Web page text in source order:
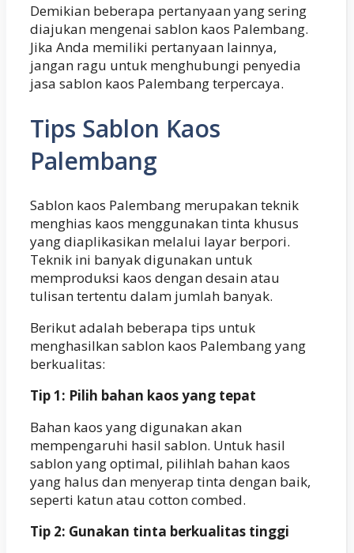
Demikian beberapa pertanyaan yang sering
diajukan mengenai sablon kaos Palembang.
Jika Anda memiliki pertanyaan lainnya,
jangan ragu untuk menghubungi penyedia
jasa sablon kaos Palembang terpercaya.
Tips Sablon Kaos
Palembang
Sablon kaos Palembang merupakan teknik
menghias kaos menggunakan tinta khusus
yang diaplikasikan melalui layar berpori.
Teknik ini banyak digunakan untuk
memproduksi kaos dengan desain atau
tulisan tertentu dalam jumlah banyak.
Berikut adalah beberapa tips untuk
menghasilkan sablon kaos Palembang yang
berkualitas:
Tip 1: Pilih bahan kaos yang tepat
Bahan kaos yang digunakan akan
mempengaruhi hasil sablon. Untuk hasil
sablon yang optimal, pilihlah bahan kaos
yang halus dan menyerap tinta dengan baik,
seperti katun atau cotton combed.
Tip 2: Gunakan tinta berkualitas tinggi